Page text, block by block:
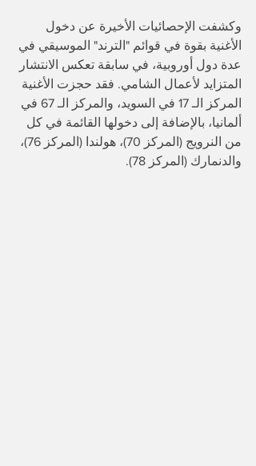
​وكشفت الإحصائيات الأخيرة عن دخول
الأغنية بقوة في قوائم "الترند" الموسيقي في
عدة دول أوروبية، في سابقة تعكس الانتشار
المتزايد لأعمال الشامي. فقد حجزت الأغنية
المركز الـ 17 في السويد، والمركز الـ 67 في
ألمانيا، بالإضافة إلى دخولها القائمة في كل
من النرويج (المركز 70)، هولندا (المركز 76)،
والدنمارك (المركز 78).